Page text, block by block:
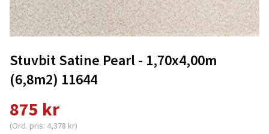
Stuvbit Satine Pearl - 1,70x4,00m
(6,8m2) 11644
875 kr
(Ord. pris: 4,378 kr)